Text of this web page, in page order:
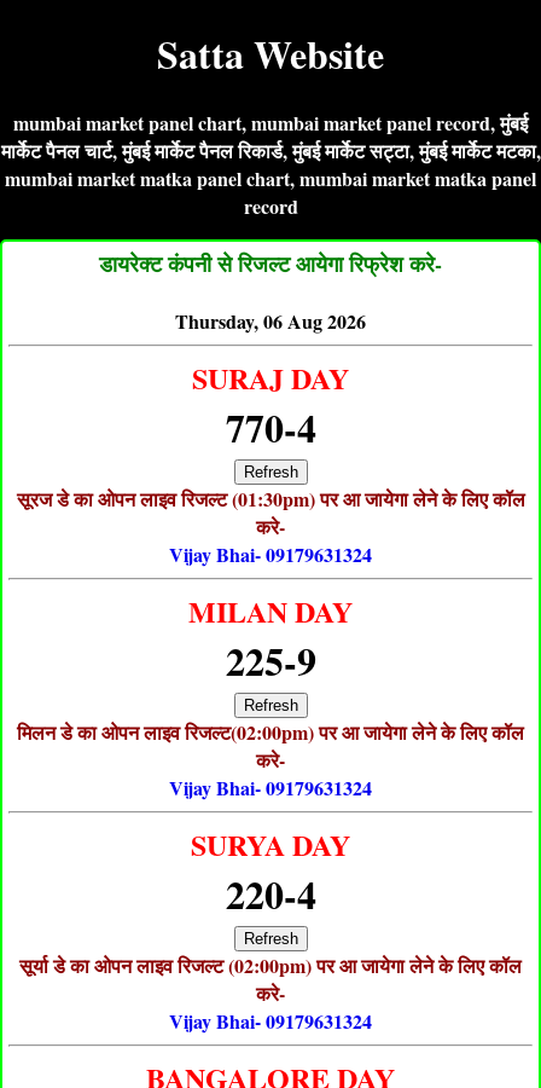
Satta Website
mumbai market panel chart, mumbai market panel record, मुंबई
मार्केट पैनल चार्ट, मुंबई मार्केट पैनल रिकार्ड, मुंबई मार्केट सट्टा, मुंबई मार्केट मटका,
mumbai market matka panel chart, mumbai market matka panel
record
डायरेक्ट कंपनी से रिजल्ट आयेगा रिफ्रेश करे-
Thursday, 06 Aug 2026
SURAJ DAY
770-4
Refresh
सूरज डे का ओपन लाइव रिजल्ट (01:30pm) पर आ जायेगा लेने के लिए कॉल
करे-
Vijay Bhai- 09179631324
MILAN DAY
225-9
Refresh
मिलन डे का ओपन लाइव रिजल्ट(02:00pm) पर आ जायेगा लेने के लिए कॉल
करे-
Vijay Bhai- 09179631324
SURYA DAY
220-4
Refresh
सूर्या डे का ओपन लाइव रिजल्ट (02:00pm) पर आ जायेगा लेने के लिए कॉल
करे-
Vijay Bhai- 09179631324
BANGALORE DAY